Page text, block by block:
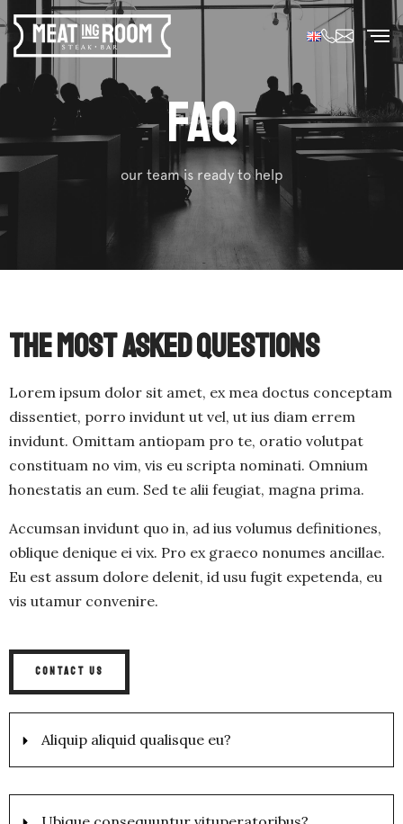
FAQ
our team is ready to help
The Most Asked Questions
Lorem ipsum dolor sit amet, ex mea doctus conceptam
dissentiet, porro invidunt ut vel, ut ius diam errem
invidunt. Omittam antiopam pro te, oratio volutpat
constituam no vim, vis eu scripta nominati. Omnium
honestatis an eum. Sed te alii feugiat, magna prima.
Accumsan invidunt quo in, ad ius volumus definitiones,
oblique denique ei vix. Pro ex graeco nonumes ancillae.
Eu est assum dolore delenit, id usu fugit expetenda, eu
vis utamur convenire.
CONTACT US
Aliquip aliquid qualisque eu?